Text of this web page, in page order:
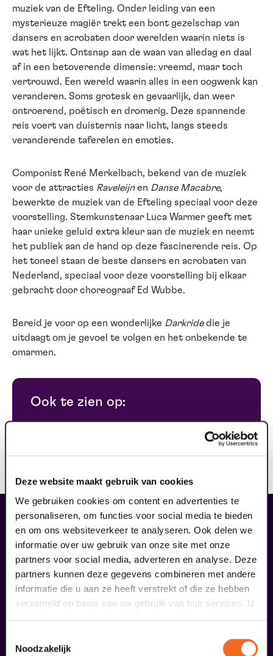
Deze website maakt gebruik van cookies
We gebruiken cookies om content en advertenties te
personaliseren, om functies voor social media te bieden
en om ons websiteverkeer te analyseren. Ook delen we
informatie over uw gebruik van onze site met onze
partners voor social media, adverteren en analyse. Deze
partners kunnen deze gegevens combineren met andere
informatie die u aan ze heeft verstrekt of die ze hebben
verzameld op basis van uw gebruik van hun services. U
gaat akkoord met onze cookies als u onze website blijft
Noodzakelijk
muziek van de Efteling. Onder leiding van een
mysterieuze magiër trekt een bont gezelschap van
dansers en acrobaten door werelden waarin niets is
wat het lijkt. Ontsnap aan de waan van alledag en daal
af in een betoverende dimensie: vreemd, maar toch
vertrouwd. Een wereld waarin alles in een oogwenk kan
veranderen. Soms grotesk en gevaarlijk, dan weer
ontroerend, poëtisch en dromerig. Deze spannende
reis voert van duisternis naar licht, langs steeds
veranderende taferelen en emoties.
Componist René Merkelbach, bekend van de muziek
voor de attracties Raveleijnen Danse Macabre,
bewerkte de muziek van de Efteling speciaal voor deze
voorstelling. Stemkunstenaar Luca Warmer geeft met
haar unieke geluid extra kleur aan de muziek en neemt
het publiek aan de hand op deze fascinerende reis. Op
het toneel staan de beste dansers en acrobaten van
Nederland, speciaal voor deze voorstelling bij elkaar
gebracht door choreograaf Ed Wubbe.
Bereid je voor op een wonderlijke Darkridedie je
uitdaagt om je gevoel te volgen en het onbekende te
omarmen.
Ook te zien op:
maak jouw bezoek compleet